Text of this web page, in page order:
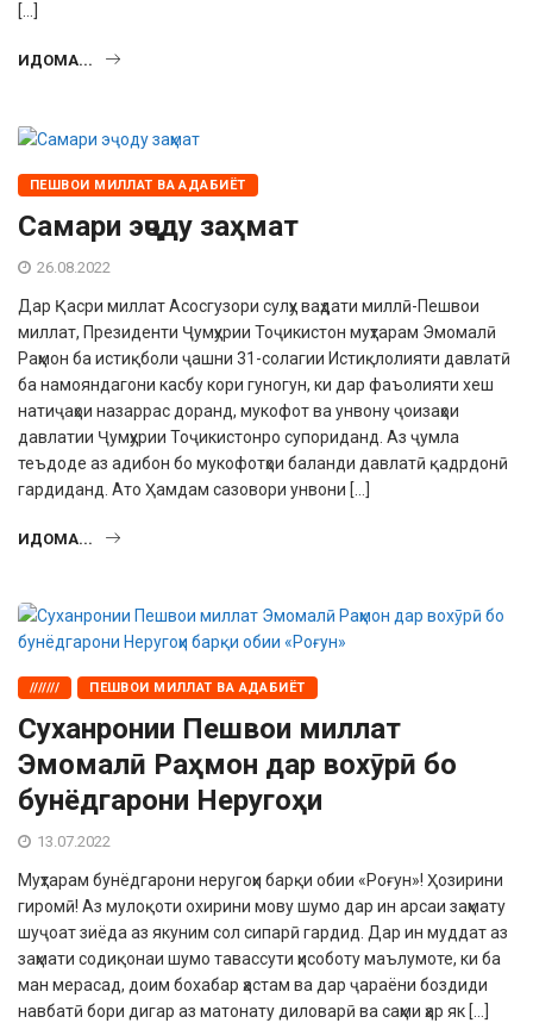
[…]
ИДОМА...
ПЕШВОИ МИЛЛАТ ВА АДАБИЁТ
Самари эҷоду заҳмат
26.08.2022
Дар Қасри миллат Асосгузори сулҳу ваҳдати миллӣ-Пешвои
миллат, Президенти Ҷумҳурии Тоҷикистон муҳтарам Эмомалӣ
Раҳмон ба истиқболи ҷашни 31-солагии Истиқлолияти давлатӣ
ба намояндагони касбу кори гуногун, ки дар фаъолияти хеш
натиҷаҳои назаррас доранд, мукофот ва унвону ҷоизаҳои
давлатии Ҷумҳурии Тоҷикистонро супориданд. Аз ҷумла
теъдоде аз адибон бо мукофотҳои баланди давлатӣ қадрдонӣ
гардиданд. Ато Ҳамдам сазовори унвони […]
ИДОМА...
/////// ПЕШВОИ МИЛЛАТ ВА АДАБИЁТ
Суханронии Пешвои миллат
Эмомалӣ Раҳмон дар вохӯрӣ бо
бунёдгарони Неругоҳи
13.07.2022
Муҳтарам бунёдгарони неругоҳи барқи обии «Роғун»! Ҳозирини
гиромӣ! Аз мулоқоти охирини мову шумо дар ин арсаи заҳмату
шуҷоат зиёда аз якуним сол сипарӣ гардид. Дар ин муддат аз
заҳмати содиқонаи шумо тавассути ҳисоботу маълумоте, ки ба
ман мерасад, доим бохабар ҳастам ва дар ҷараёни боздиди
навбатӣ бори дигар аз матонату диловарӣ ва саҳми ҳар як […]